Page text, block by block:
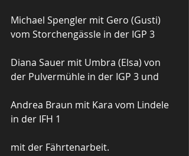
Michael Spengler mit Gero (Gusti)
vom Storchengässle in der IGP 3
Diana Sauer mit Umbra (Elsa) von
der Pulvermühle in der IGP 3 und
Andrea Braun mit Kara vom Lindele
in der IFH 1
mit der Fährtenarbeit.